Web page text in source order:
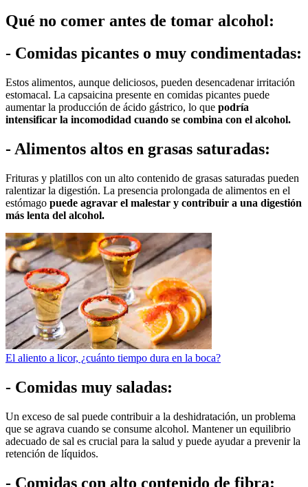
Qué no comer antes de tomar alcohol:
- Comidas picantes o muy condimentadas:
Estos alimentos, aunque deliciosos, pueden desencadenar irritación
estomacal. La capsaicina presente en comidas picantes puede
aumentar la producción de ácido gástrico, lo que podría
intensificar la incomodidad cuando se combina con el alcohol.
- Alimentos altos en grasas saturadas:
Frituras y platillos con un alto contenido de grasas saturadas pueden
ralentizar la digestión. La presencia prolongada de alimentos en el
estómago puede agravar el malestar y contribuir a una digestión
más lenta del alcohol.
El aliento a licor, ¿cuánto tiempo dura en la boca?
- Comidas muy saladas:
Un exceso de sal puede contribuir a la deshidratación, un problema
que se agrava cuando se consume alcohol. Mantener un equilibrio
adecuado de sal es crucial para la salud y puede ayudar a prevenir la
retención de líquidos.
- Comidas con alto contenido de fibra: